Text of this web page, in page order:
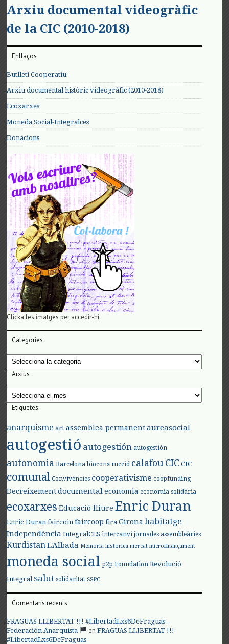
Arxiu documental videogràfic
de la CIC (2010-2018)
Enllaços
Butlletí Cooperatiu
Arxiu documental històric videogràfic (2010-2018)
Ecoxarxes
Moneda Social-Integralces
Donacions
Clicka les imatges per accedir-hi
Categories
Categories
Arxius
Arxius
Etiquetes
anarquisme art assemblea permanent aureasocial
autogestió autogestión autogestión
autonomia Barcelona bioconstrucció calafou CIC CIC
comunal Convivències cooperativisme coopfunding
Decreixement documental economia economia solidària
ecoxarxes Educació lliure Enric Duran
Enric Duran faircoin faircoop fira Girona habitatge
Independència IntegralCES intercanvi jornades assembleàries
Kurdistan L'Albada Memòria històrica mercat microfinançament
moneda social p2p Foundation Revolució
Integral salut solidaritat SSPC
Comentaris recents
FRAGUAS LLIBERTAT !!! #LibertadLxs6DeFraguas –
Federación Anarquista
enFRAGUAS LLIBERTAT !!!
#LibertadLxs6DeFraguas